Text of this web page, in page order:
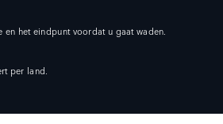
het eindpunt voordat u gaat waden.
per land.